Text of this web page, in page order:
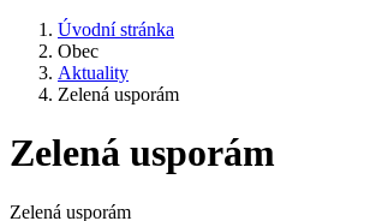
Úvodní stránka
Obec
Aktuality
Zelená usporám
Zelená usporám
Zelená usporám